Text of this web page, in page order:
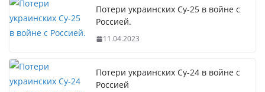
Потери украинских Су-25 в войне с
Россией.
11.04.2023
Потери украинских Су-24 в войне с
Россией